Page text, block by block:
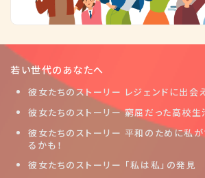
若い世代のあなたへ
彼女たちのストーリー レジェンドに出会
彼女たちのストーリー 窮屈だった高校生
彼女たちのストーリー 平和のために私
るかも！
彼女たちのストーリー 「私は私」の発見